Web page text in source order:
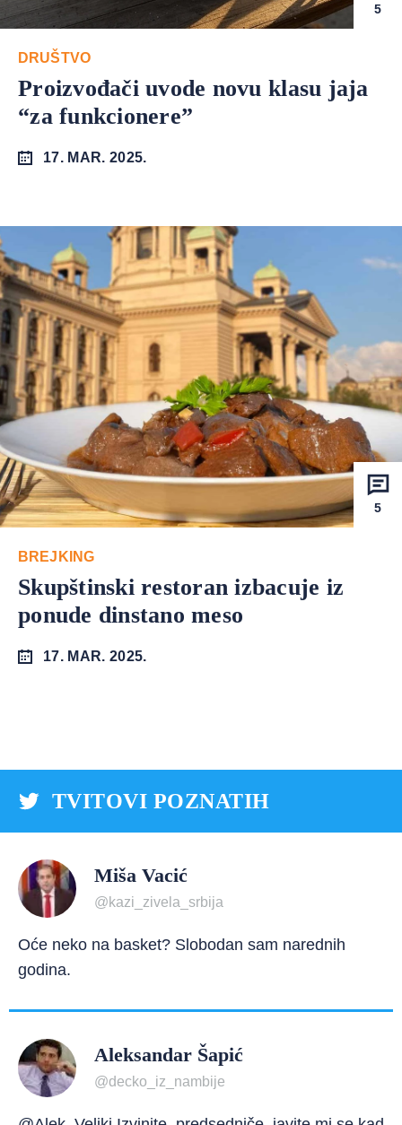
5
DRUŠTVO
Proizvođači uvode novu klasu jaja
“za funkcionere”
17. MAR. 2025.
5
BREJKING
Skupštinski restoran izbacuje iz
ponude dinstano meso
17. MAR. 2025.
TVITOVI POZNATIH
Miša Vacić
@kazi_zivela_srbija
Oće neko na basket? Slobodan sam narednih
godina.
Aleksandar Šapić
@decko_iz_nambije